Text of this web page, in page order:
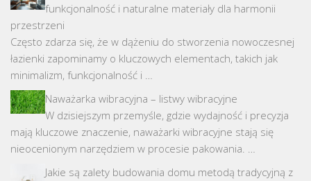
funkcjonalność i naturalne materiały dla harmonii
przestrzeni
Często zdarza się, że w dążeniu do stworzenia nowoczesnej
łazienki zapominamy o kluczowych elementach, takich jak
minimalizm, funkcjonalność i …
Naważarka wibracyjna – listwy wibracyjne
W dzisiejszym przemyśle, gdzie wydajność i precyzja
mają kluczowe znaczenie, naważarki wibracyjne stają się
nieocenionym narzędziem w procesie pakowania. …
Jakie są zalety budowania domu metodą tradycyjną z